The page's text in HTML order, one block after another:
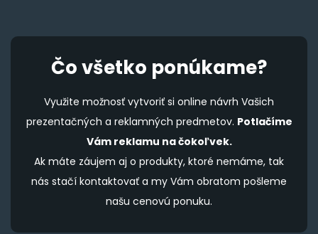
Čo všetko ponúkame?
Využite možnosť vytvoriť si online návrh Vašich
prezentačných a reklamných predmetov. Potlačíme
Vám reklamu na čokoľvek.
Ak máte záujem aj o produkty, ktoré nemáme, tak
nás stačí kontaktovať a my Vám obratom pošleme
našu cenovú ponuku.